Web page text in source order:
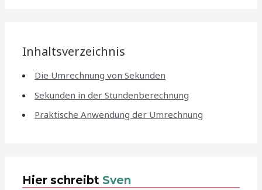
Inhaltsverzeichnis
Die Umrechnung von Sekunden
Sekunden in der Stundenberechnung
Praktische Anwendung der Umrechnung
Hier schreibt Sven